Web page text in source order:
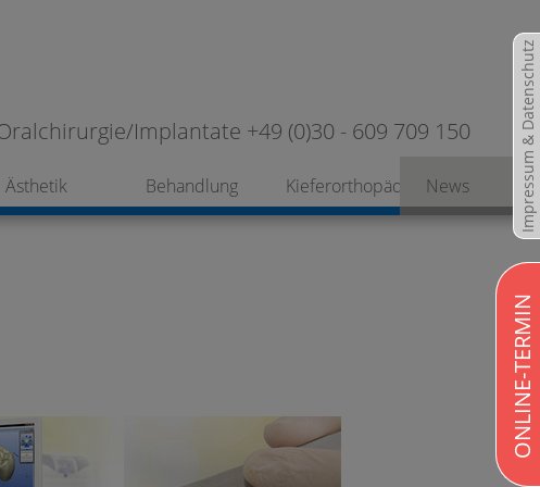
Impressum & Datenschutz
ONLINE-TERMIN
Implantate +49 (0)30 - 609 709 150
Ästhetik Behandlung Kieferorthopädie News